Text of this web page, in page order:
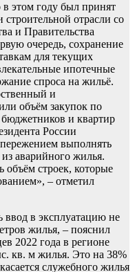
этом году был принят
отрасли со
и Правительства
очередь, сохранение
для текущих
ипотечные
спроса на жильё.
и
объём закупок по
и квартир
России
выполнять
аварийного жилья.
объём строек, которые
– отметил
ввод в эксплуатацию не
жилья, – пояснил
2022 года в регионе
кв. м жилья. Это на 38%
служебного жилья